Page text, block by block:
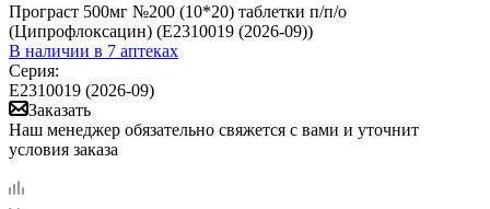
Програст 500мг №200 (10*20) таблетки п/п/о
(Ципрофлоксацин) (Е2310019 (2026-09))
В наличии в 7 аптеках
Серия:
Е2310019 (2026-09)
Заказать
Наш менеджер обязательно свяжется с вами и уточнит
условия заказа